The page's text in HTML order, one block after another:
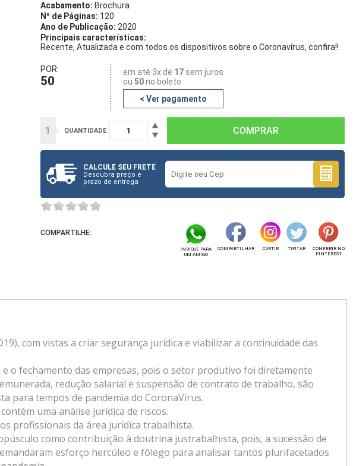
Acabamento: Brochura
Nº de Páginas: 120
Ano de Publicação: 2020
Principais características:
Recente, Atualizada e com todos os dispositivos sobre o Coronavírus, confira!!
POR:
50
em até 3x de 17sem juros
ou 50no boleto
< Ver pagamento
1 QUANTIDADE
CALCULE SEU FRETE
Descubra preço e
prazo de entrega
COMPARTILHE:
INDIQUE PARA
UM AMIGO
COMPARTILHAR CURTIR TWITAR
CONFERIR NO
PINTEREST
com vistas a criar segurança jurídica e viabilizar a continuidade das
o fechamento das empresas, pois o setor produtivo foi diretamente
redução salarial e suspensão de contrato de trabalho, são
para tempos de pandemia do CoronaVírus.
uma análise jurídica de riscos.
profissionais da área jurídica trabalhista.
como contribuição à doutrina justrabalhista, pois, a sucessão de
esforço hercúleo e fôlego para analisar tantos plurifacetados